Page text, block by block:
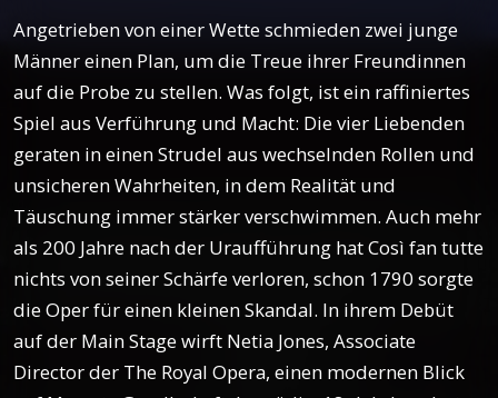
Angetrieben von einer Wette schmieden zwei junge
Männer einen Plan, um die Treue ihrer Freundinnen
auf die Probe zu stellen. Was folgt, ist ein raffiniertes
Spiel aus Verführung und Macht: Die vier Liebenden
geraten in einen Strudel aus wechselnden Rollen und
unsicheren Wahrheiten, in dem Realität und
Täuschung immer stärker verschwimmen. Auch mehr
als 200 Jahre nach der Uraufführung hat Così fan tutte
nichts von seiner Schärfe verloren, schon 1790 sorgte
die Oper für einen kleinen Skandal. In ihrem Debüt
auf der Main Stage wirft Netia Jones, Associate
Director der The Royal Opera, einen modernen Blick